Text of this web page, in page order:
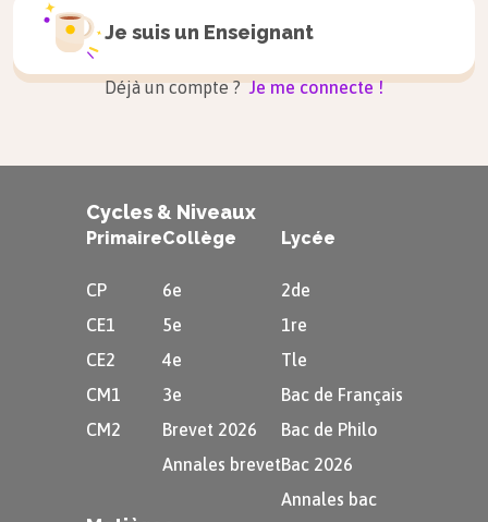
Je suis un Enseignant
Déjà un compte ? Je me connecte !
Cycles & Niveaux
Primaire
CP
CE1
CE2
CM1
CM2
Collège
6e
5e
4e
3e
Brevet 2026
Annales brevet
Lycée
2de
1re
Tle
Bac de Français
Bac de Philo
Bac 2026
Annales bac